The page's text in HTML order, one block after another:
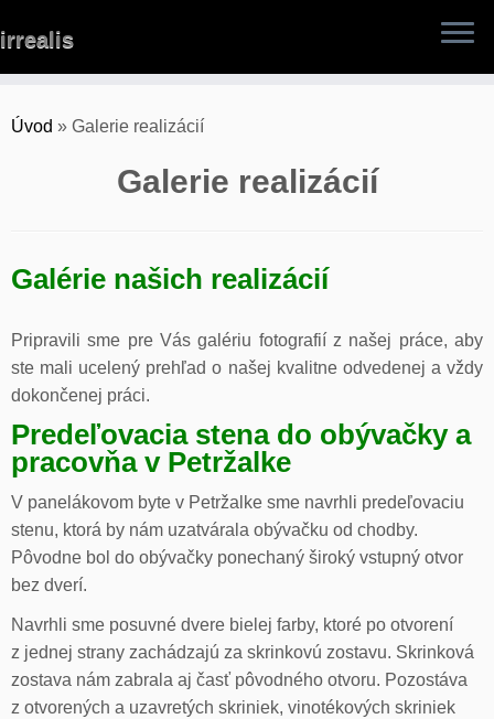
to
irrealis
Úvod » Galerie realizácií
Galerie realizácií
Galérie našich realizácií
Pripravili sme pre Vás galériu fotografií z našej práce, aby
ste mali ucelený prehľad o našej kvalitne odvedenej a vždy
dokončenej práci.
Predeľovacia stena do obývačky a
pracovňa v Petržalke
V panelákovom byte v Petržalke sme navrhli predeľovaciu
stenu, ktorá by nám uzatvárala obývačku od chodby.
Pôvodne bol do obývačky ponechaný široký vstupný otvor
bez dverí.
Navrhli sme posuvné dvere bielej farby, ktoré po otvorení
z jednej strany zachádzajú za skrinkovú zostavu. Skrinková
zostava nám zabrala aj časť pôvodného otvoru. Pozostáva
z otvorených a uzavretých skriniek, vinotékových skriniek